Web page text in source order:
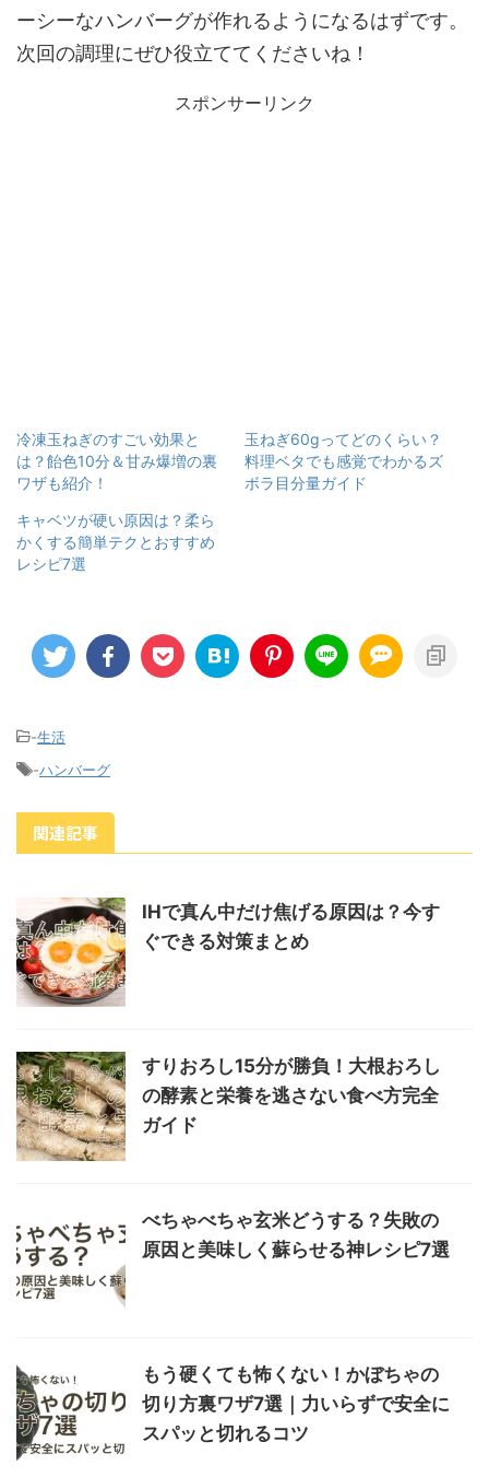
ーシーなハンバーグが作れるようになるはずです。
次回の調理にぜひ役立ててくださいね！
スポンサーリンク
冷凍玉ねぎのすごい効果と
は？飴色10分＆甘み爆増の裏
ワザも紹介！
玉ねぎ60gってどのくらい？
料理ベタでも感覚でわかるズ
ボラ目分量ガイド
キャベツが硬い原因は？柔ら
かくする簡単テクとおすすめ
レシピ7選
-生活
-ハンバーグ
関連記事
IHで真ん中だけ焦げる原因は？今す
ぐできる対策まとめ
すりおろし15分が勝負！大根おろし
の酵素と栄養を逃さない食べ方完全
ガイド
べちゃべちゃ玄米どうする？失敗の
原因と美味しく蘇らせる神レシピ7選
もう硬くても怖くない！かぼちゃの
切り方裏ワザ7選｜力いらずで安全に
スパッと切れるコツ